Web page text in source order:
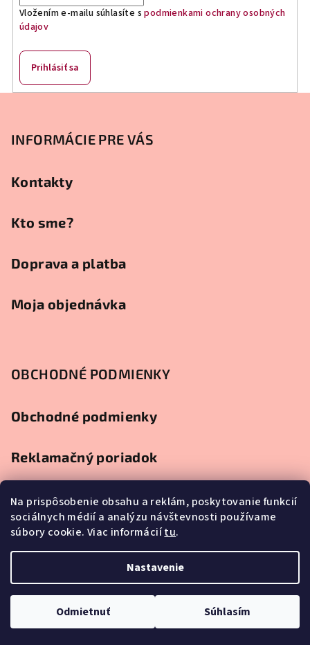
Na prispôsobenie obsahu a reklám, poskytovanie funkcií
sociálnych médií a analýzu návštevnosti používame
súbory cookie. Viac informáciítu.
Nastavenie
Odmietnuť Súhlasím
p
Vložením e-mailu súhlasíte spodmienkami ochrany osobných
údajov
Prihlásiť sa
INFORMÁCIE PRE VÁS
Kontakty
Kto sme?
Doprava a platba
Moja objednávka
OBCHODNÉ PODMIENKY
Obchodné podmienky
Reklamačný poriadok
Ochrana osobných údajov
Splátkový predaj
Upraviť nastavenie cookies
Vytvoril Shoptet